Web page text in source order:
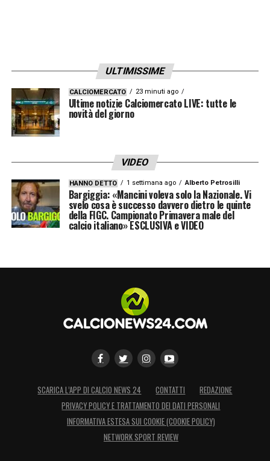
LA PLAYLIST DELLE NOSTRE TOP NEWS
ULTIMISSIME
CALCIOMERCATO 23 minuti ago
Ultime notizie Calciomercato LIVE: tutte le
novità del giorno
VIDEO
HANNO DETTO 1 settimana ago Alberto Petrosilli
Bargiggia: «Mancini voleva solo la Nazionale. Vi
svelo cosa è successo davvero dietro le quinte
della FIGC. Campionato Primavera male del
calcio italiano» ESCLUSIVA e VIDEO
SCARICA L’APP DI CALCIO NEWS 24 CONTATTI
REDAZIONE
PRIVACY POLICY E TRATTAMENTO DEI DATI PERSONALI
INFORMATIVA ESTESA SUI COOKIE (COOKIE POLICY)
NETWORK SPORT REVIEW